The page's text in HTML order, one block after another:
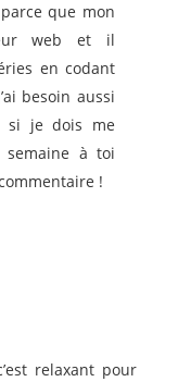
que mon
web et il
en codant
besoin aussi
si je dois me
à toi
!
relaxant pour